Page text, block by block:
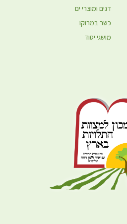
דגים ומוצרי ים
כשר במרוקו
מושגי יסוד